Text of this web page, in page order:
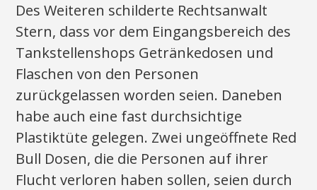
Des Weiteren schilderte Rechtsanwalt
Stern, dass vor dem Eingangsbereich des
Tankstellenshops Getränkedosen und
Flaschen von den Personen
zurückgelassen worden seien. Daneben
habe auch eine fast durchsichtige
Plastiktüte gelegen. Zwei ungeöffnete Red
Bull Dosen, die die Personen auf ihrer
Flucht verloren haben sollen, seien durch